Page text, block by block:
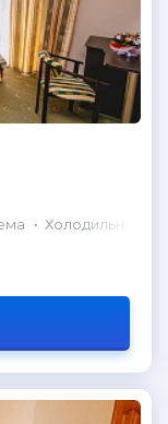
Холодильник в